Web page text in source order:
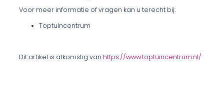
Voor meer informatie of vragen kan u terecht bij:
Toptuincentrum
Dit artikel is afkomstig van https://www.toptuincentrum.nl/